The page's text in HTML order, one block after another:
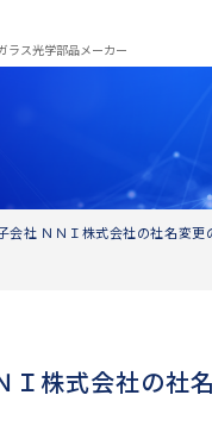
ラス光学部品メーカー
会社 ＮＮＩ株式会社の社名変更
Ｉ株式会社の社